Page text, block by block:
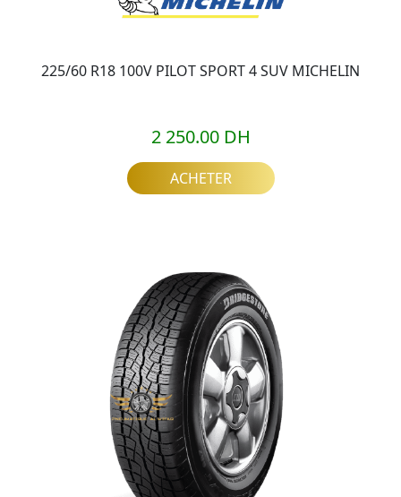
225/60 R18 100V PILOT SPORT 4 SUV MICHELIN
2 250.00 DH
ACHETER